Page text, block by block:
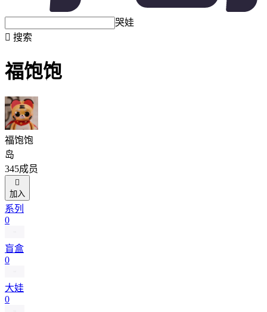
哭娃
 搜索
福饱饱
福饱饱
岛
345成员

加入
系列
0
盲盒
0
大娃
0